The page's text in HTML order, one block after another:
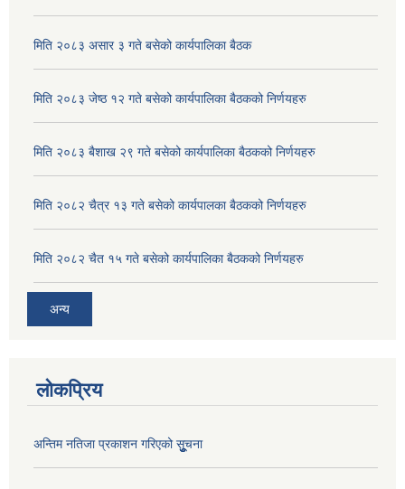
मिति २०८३ असार ३ गते बसेको कार्यपालिका बैठक
मिति २०८३ जेष्ठ १२ गते बसेको कार्यपालिका बैठकको निर्णयहरु
मिति २०८३ बैशाख २९ गते बसेको कार्यपालिका बैठकको निर्णयहरु
मिति २०८२ चैत्र १३ गते बसेको कार्यपालका बैठकको निर्णयहरु
मिति २०८२ चैत १५ गते बसेको कार्यपालिका बैठकको निर्णयहरु
अन्य
लोकप्रिय
अन्तिम नतिजा प्रकाशन गरिएको सूुुुुचना